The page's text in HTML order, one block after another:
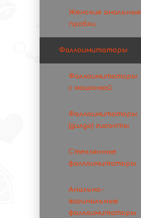
Женские анальные
пробки
Фаллоимитаторы
Фаллоимитаторы
с мошонкой
Фаллоимитаторы
(дилдо) гиганты
Стеклянные
фаллоимитаторы
Анально-
вагинальные
фаллоимитаторы